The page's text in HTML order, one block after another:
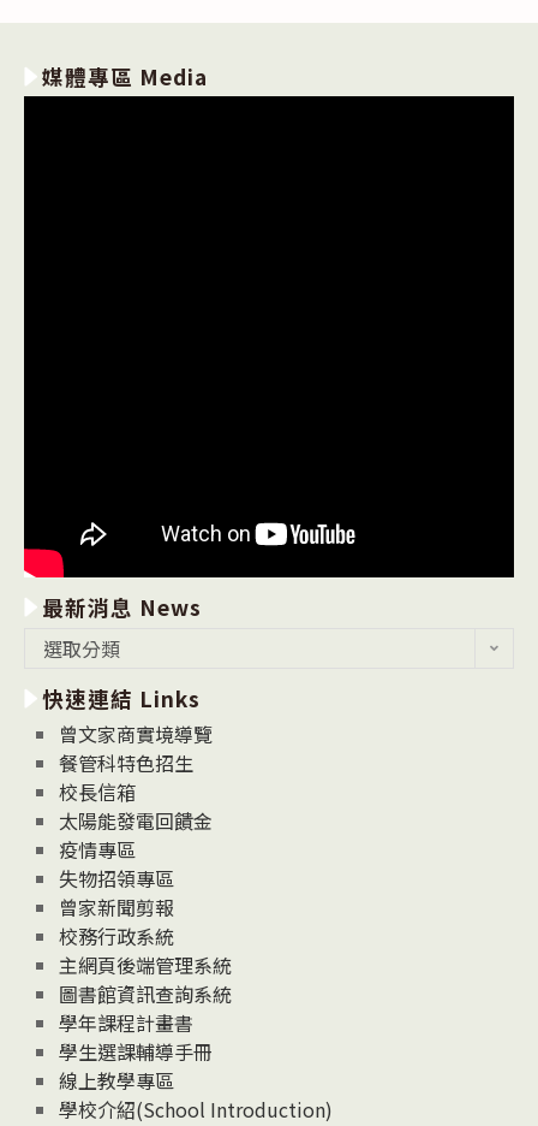
媒體專區 Media
最新消息 News
消
息
News
選取分類
快速連結 Links
曾文家商實境導覽
餐管科特色招生
校長信箱
太陽能發電回饋金
疫情專區
失物招領專區
曾家新聞剪報
校務行政系統
主網頁後端管理系統
圖書館資訊查詢系統
學年課程計畫書
學生選課輔導手冊
線上教學專區
學校介紹(School Introduction)